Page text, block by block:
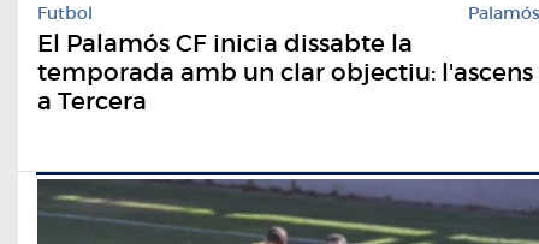
Futbol Palamós
El Palamós CF inicia dissabte la
temporada amb un clar objectiu: l'ascens
a Tercera